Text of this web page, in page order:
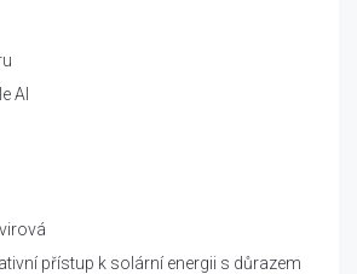
AI
přístup k solární energii s důrazem